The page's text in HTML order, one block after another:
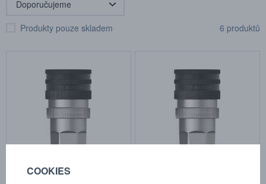
Produkty pouze skladem 6 produktů
COOKIES